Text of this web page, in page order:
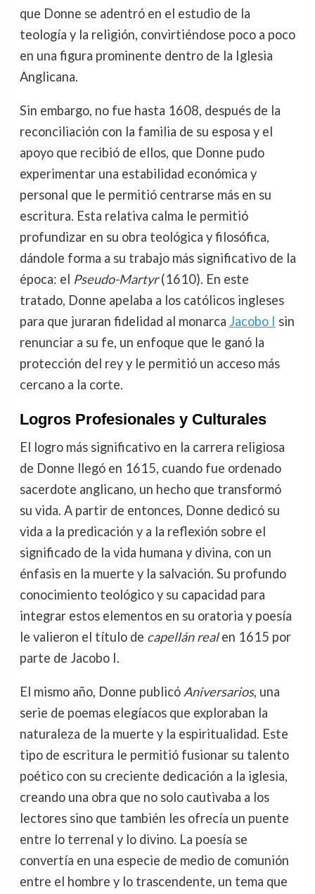
que Donne se adentró en el estudio de la
teología y la religión, convirtiéndose poco a poco
en una figura prominente dentro de la Iglesia
Anglicana.
Sin embargo, no fue hasta 1608, después de la
reconciliación con la familia de su esposa y el
apoyo que recibió de ellos, que Donne pudo
experimentar una estabilidad económica y
personal que le permitió centrarse más en su
escritura. Esta relativa calma le permitió
profundizar en su obra teológica y filosófica,
dándole forma a su trabajo más significativo de la
época: el Pseudo-Martyr(1610). En este
tratado, Donne apelaba a los católicos ingleses
para que juraran fidelidad al monarca Jacobo I sin
renunciar a su fe, un enfoque que le ganó la
protección del rey y le permitió un acceso más
cercano a la corte.
Logros Profesionales y Culturales
El logro más significativo en la carrera religiosa
de Donne llegó en 1615, cuando fue ordenado
sacerdote anglicano, un hecho que transformó
su vida. A partir de entonces, Donne dedicó su
vida a la predicación y a la reflexión sobre el
significado de la vida humana y divina, con un
énfasis en la muerte y la salvación. Su profundo
conocimiento teológico y su capacidad para
integrar estos elementos en su oratoria y poesía
le valieron el título de capellán realen 1615 por
parte de Jacobo I.
El mismo año, Donne publicó Aniversarios, una
serie de poemas elegíacos que exploraban la
naturaleza de la muerte y la espiritualidad. Este
tipo de escritura le permitió fusionar su talento
poético con su creciente dedicación a la iglesia,
creando una obra que no solo cautivaba a los
lectores sino que también les ofrecía un puente
entre lo terrenal y lo divino. La poesía se
convertía en una especie de medio de comunión
entre el hombre y lo trascendente, un tema que